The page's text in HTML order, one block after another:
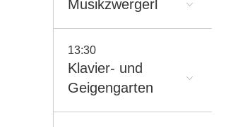
Musikzwergerl
13:30
Klavier- und
Geigengarten